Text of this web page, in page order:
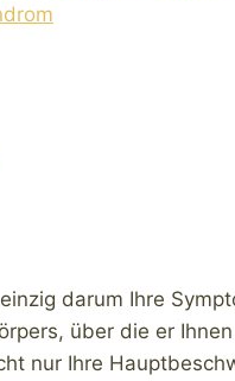
darum Ihre
über die er Ihnen
nur Ihre